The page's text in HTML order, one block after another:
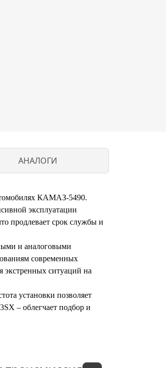
АНАЛОГИ
КАМАЗ-5490.
эксплуатации
продлевает срок службы и
и аналоговыми
современных
экстренных ситуаций на
установки позволяет
– облегчает подбор и